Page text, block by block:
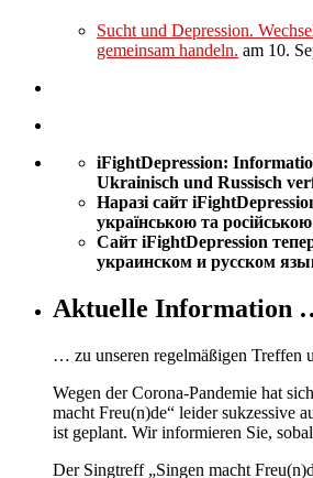
Sucht und Depression.
gemeinsam handeln. am 10.
iFightDepression:
Ukrainisch und Russisch
Наразі сайт
українською та
Сайт iFightDepression
украинском и русском
Aktuelle Information
… zu unseren regelmäßigen Treffen
Wegen der Corona-Pandemie hat
macht Freu(n)de“ leider sukzessive
ist geplant. Wir informieren Sie,
Der Singtreff „Singen macht